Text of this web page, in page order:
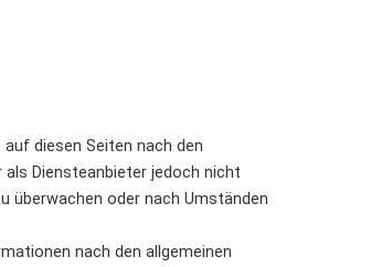
diesen Seiten nach den
Diensteanbieter jedoch nicht
oder nach Umständen
nach den allgemeinen